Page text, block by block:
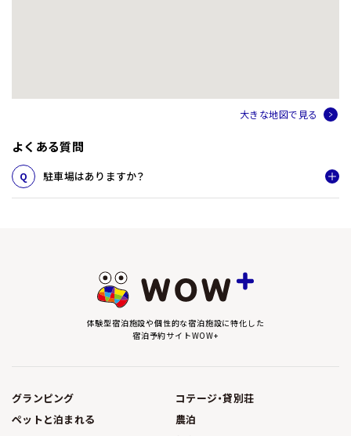
大きな地図で見る
よくある質問
駐車場はありますか？
体験型宿泊施設や個性的な宿泊施設に特化した
宿泊予約サイトWOW+
グランピング
コテージ・貸別荘
ペットと泊まれる
農泊